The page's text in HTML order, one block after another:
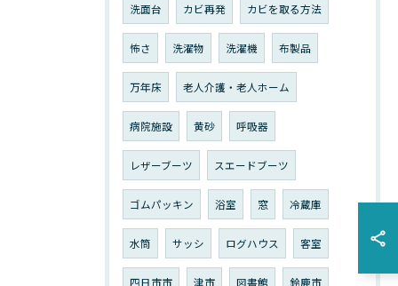
洗面台 カビ再発 カビを取る方法
怖さ 洗濯物 洗濯機 布製品
万年床 老人介護・老人ホーム
病院施設 黄砂 呼吸器
レザーブーツ スエードブーツ
ゴムパッキン 浴室 窓 冷蔵庫
水筒 サッシ ログハウス 客室
四日市市 津市 図書館 鈴鹿市